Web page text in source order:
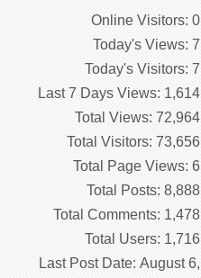
Online Visitors: 0
Today's Views: 7
Today's Visitors: 7
Last 7 Days Views: 1,614
Total Views: 72,964
Total Visitors: 73,656
Total Page Views: 6
Total Posts: 8,888
Total Comments: 1,478
Total Users: 1,716
Last Post Date: August 6,